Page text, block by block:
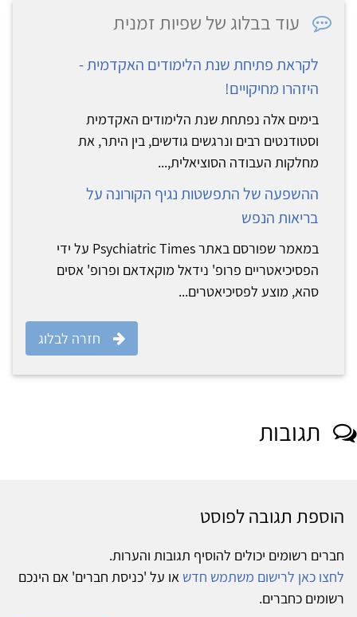
עוד בבלוג של שפיות זמנית
לקראת פתיחת שנת הלימודים האקדמית -
היזהרו מחיקויים!
בימים אלה נפתחת שנת הלימודים האקדמית
וסטודנטים רבים ונרגשים גודשים, בין היתר, את
מחלקות העבודה הסוציאלית,...
ההשפעה של התפשטות נגיף הקורונה על
בריאות הנפש
במאמר שפורסם באתר Psychiatric Times על ידי
הפסיכיאטריים פרופ' נידאל מוקאדאם ופרופ' אסים
סהא, מוצע לפסיכיאטרים...
חזרה לבלוג
תגובות
הוספת תגובה לפוסט
חברים רשומים יכולים להוסיף תגובות והערות.
לחצו כאן לרישום משתמש חדש או על 'כניסת חברים' אם הינכם
רשומים כחברים.